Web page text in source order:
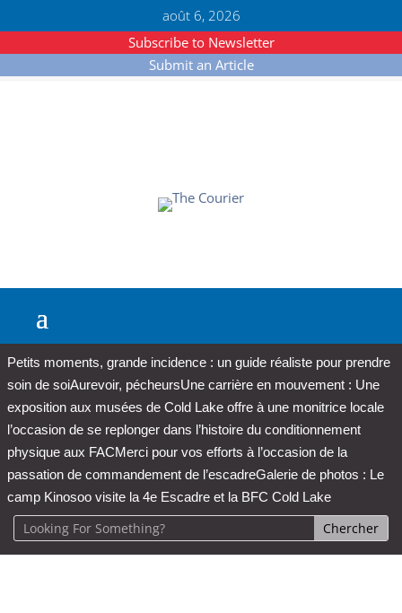
août 6, 2026
Subscribe to Newsletter
Submit an Article
Petits moments, grande incidence : un guide réaliste pour prendre
soin de soiAurevoir, pécheursUne carrière en mouvement : Une
exposition aux musées de Cold Lake offre à une monitrice locale
l’occasion de se replonger dans l’histoire du conditionnement
physique aux FACMerci pour vos efforts à l’occasion de la
passation de commandement de l’escadreGalerie de photos : Le
camp Kinosoo visite la 4e Escadre et la BFC Cold Lake